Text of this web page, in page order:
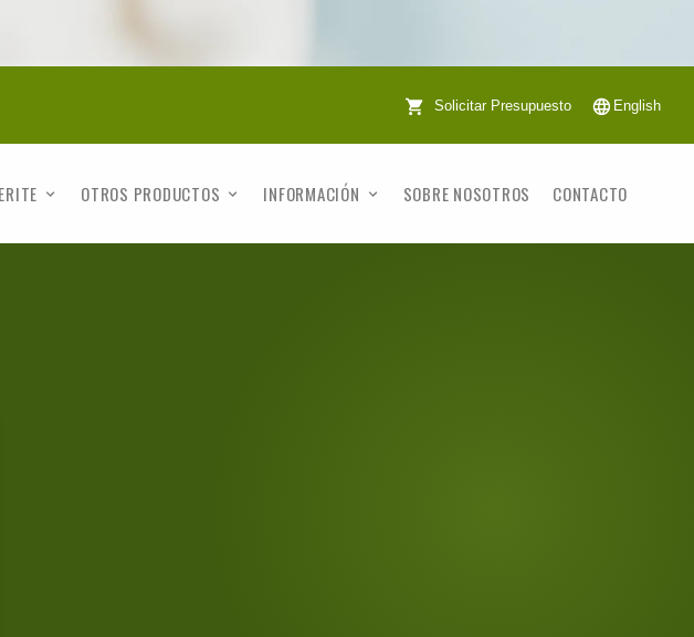
Solicitar Presupuesto English
OTROS PRODUCTOS INFORMACIÓN SOBRE NOSOTROS CONTACTO